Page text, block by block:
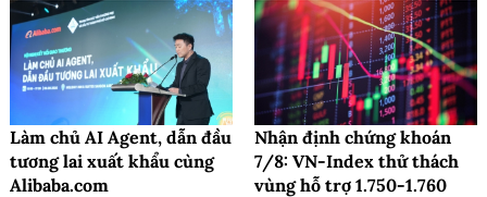
Làm chủ AI Agent, dẫn đầu
tương lai xuất khẩu cùng
Alibaba.com
Nhận định chứng khoán
7/8: VN-Index thử thách
vùng hỗ trợ 1.750-1.760